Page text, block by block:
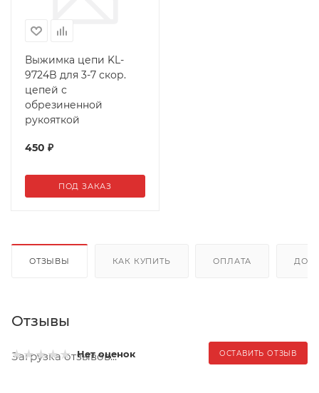
Выжимка цепи KL-
9724B для 3-7 скор.
цепей с
обрезиненной
рукояткой
450 ₽
ПОД ЗАКАЗ
ОТЗЫВЫ КАК КУПИТЬ ОПЛАТА
Отзывы
Нет оценок ОСТАВИТЬ ОТЗЫВ
Загрузка отзывов...